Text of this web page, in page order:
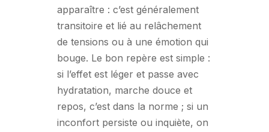
apparaître : c’est généralement
transitoire et lié au relâchement
de tensions ou à une émotion qui
bouge. Le bon repère est simple :
si l’effet est léger et passe avec
hydratation, marche douce et
repos, c’est dans la norme ; si un
inconfort persiste ou inquiète, on